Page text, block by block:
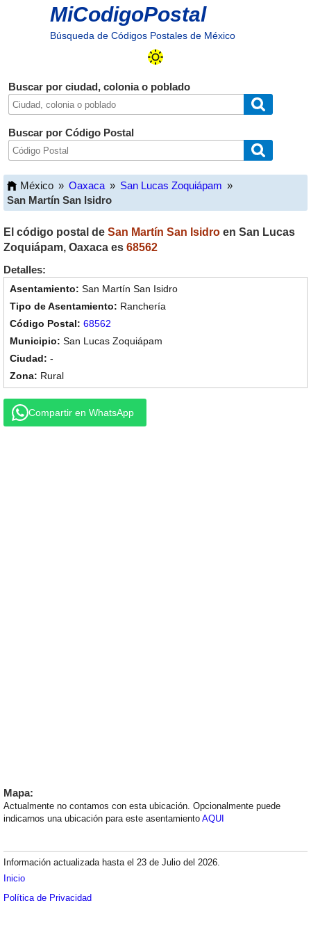
MiCodigoPostal
Búsqueda de Códigos Postales de México
Buscar por ciudad, colonia o poblado
Buscar por Código Postal
México » Oaxaca » San Lucas Zoquiápam »
San Martín San Isidro
El código postal de San Martín San Isidro en San Lucas
Zoquiápam, Oaxaca es 68562
Detalles:
San Martín San Isidro
Ranchería
68562
San Lucas Zoquiápam
-
Rural
Compartir en WhatsApp
Mapa:
Actualmente no contamos con esta ubicación. Opcionalmente puede
indicarnos una ubicación para este asentamiento AQUI
Información actualizada hasta el 23 de Julio del 2026.
Inicio
Política de Privacidad